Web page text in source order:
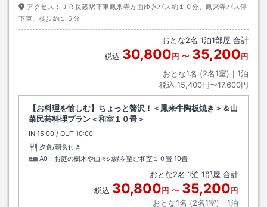
アクセス：
ＪＲ長篠駅下車鳳来寺方面ゆきバス約１０分、鳳来寺バス停
下車、徒歩約１５分
おとな2名 1泊1部屋 合計
税込 30,800円 〜 35,200円
おとな1名 (2名1室)｜ 1泊
税込 15,400円〜17,600円
【お料理を愉しむ】ちょっと贅沢！＜鳳来牛陶板焼き＞＆山
菜民芸料理プラン＜和室１０畳＞
IN チェックイン
15:00 / OUT チェックアウト
10:00
夕食/朝食付き
A0：お庭の樹木や山々の緑を望む和室１０畳 10畳
おとな2名 1泊 1部屋 合計
税込 30,800円 〜 35,200円
おとな1名 (2名1室)｜ 1泊